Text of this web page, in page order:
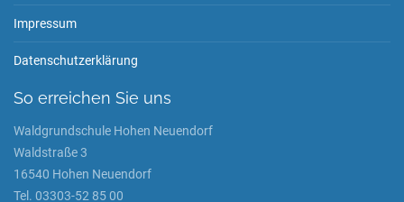
Impressum
Datenschutzerklärung
So erreichen Sie uns
Waldgrundschule Hohen Neuendorf
Waldstraße 3
16540 Hohen Neuendorf
Tel. 03303-52 85 00